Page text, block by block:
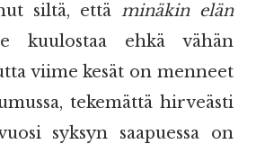
siltä, että minäkin elän
kuulostaa ehkä vähän
viime kesät on menneet
tekemättä hirveästi
syksyn saapuessa on